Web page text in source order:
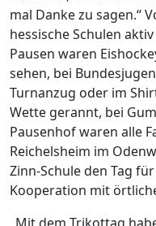
mal Danke zu sagen.“
hessische Schulen
Pausen waren
sehen, bei
Turnanzug oder im
Wette gerannt, bei
Pausenhof waren alle
Reichelsheim im
Zinn-Schule den Tag
Kooperation mit